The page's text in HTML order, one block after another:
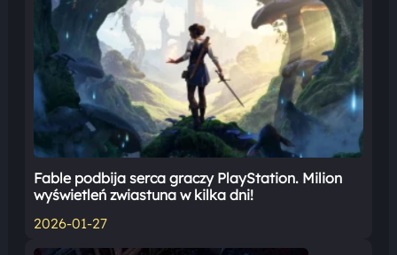
Fable podbija serca graczy PlayStation. Milion
wyświetleń zwiastuna w kilka dni!
2026-01-27